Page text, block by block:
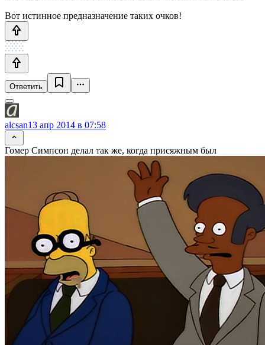
Вот истинное предназначение таких очков!
Ответить
alcsan13 апр 2014 в 07:58
Гомер Симпсон делал так же, когда присяжным был